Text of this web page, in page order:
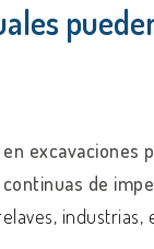
excavaciones
de
industrias,